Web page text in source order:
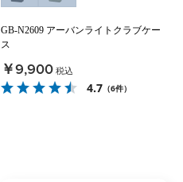
GB-N2609 アーバンライトクラブケー
ス
￥9,900税込
4.7 （6件）